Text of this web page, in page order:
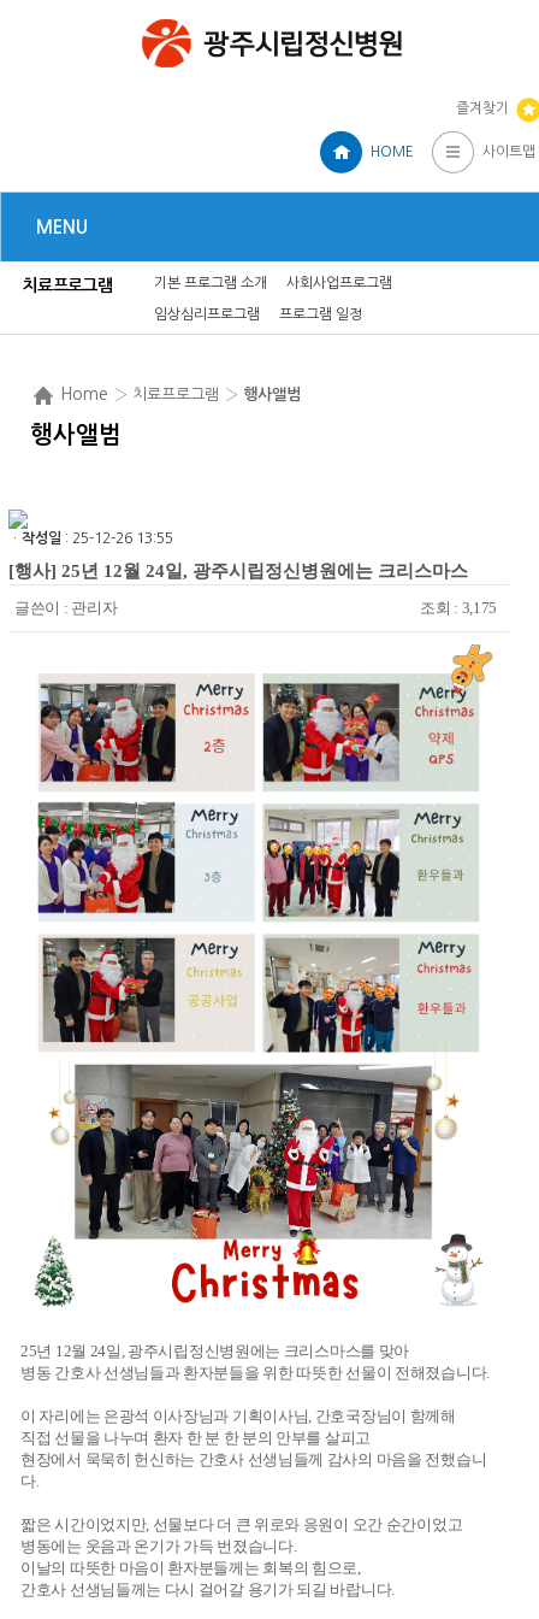
즐겨찾기
HOME 사이트맵
MENU
치료프로그램 기본 프로그램 소개 사회사업프로그램
임상심리프로그램 프로그램 일정
Home › 치료프로그램 › 행사앨범
행사앨범
ㆍ 작성일 : 25-12-26 13:55
[행사] 25년 12월 24일, 광주시립정신병원에는 크리스마스
글쓴이 : 관리자 조회 : 3,175
25년 12월 24일, 광주시립정신병원에는 크리스마스를 맞아
병동 간호사 선생님들과 환자분들을 위한 따뜻한 선물이 전해졌습니다.
이 자리에는 은광석 이사장님과 기획이사님, 간호국장님이 함께해
직접 선물을 나누며 환자 한 분 한 분의 안부를 살피고
현장에서 묵묵히 헌신하는 간호사 선생님들께 감사의 마음을 전했습니
다.
짧은 시간이었지만, 선물보다 더 큰 위로와 응원이 오간 순간이었고
병동에는 웃음과 온기가 가득 번졌습니다.
이날의 따뜻한 마음이 환자분들께는 회복의 힘으로,
간호사 선생님들께는 다시 걸어갈 용기가 되길 바랍니다.